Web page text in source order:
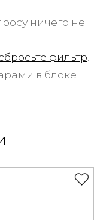
ничего не
фильтр
в блоке